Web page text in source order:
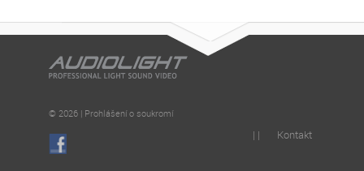
© 2026 | Prohlášení o soukromí
| | Kontakt